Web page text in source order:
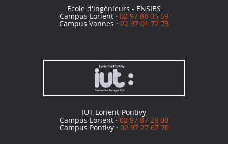
Ecole d'ingénieurs - ENSIBS
Campus Lorient · 02 97 88 05 59
Campus Vannes · 02 97 01 72 73
IUT Lorient-Pontivy
Campus Lorient · 02 97 87 28 00
Campus Pontivy · 02 97 27 67 70